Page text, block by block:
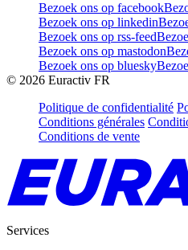
Bezoek ons op facebook
Bezoek ons op linkedin
Bezoek ons op rss-feed
Bezoek ons op mastodon
Bezoek ons op bluesky
© 2026 Euractiv FR
Politique de confidentialité
Conditions générales
Conditions de vente
Services